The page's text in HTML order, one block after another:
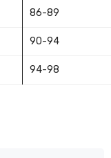
86-89
90-94
94-98